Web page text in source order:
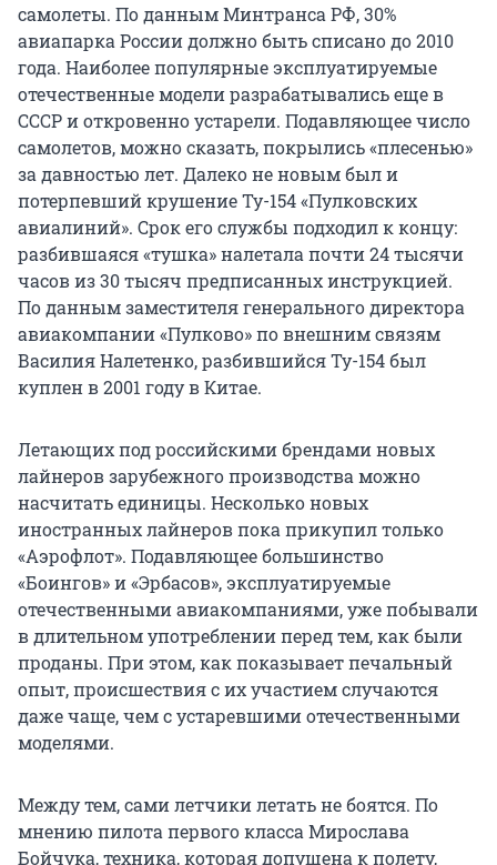
самолеты. По данным Минтранса РФ, 30%
авиапарка России должно быть списано до 2010
года. Наиболее популярные эксплуатируемые
отечественные модели разрабатывались еще в
СССР и откровенно устарели. Подавляющее число
самолетов, можно сказать, покрылись «плесенью»
за давностью лет. Далеко не новым был и
потерпевший крушение Ту-154 «Пулковских
авиалиний». Срок его службы подходил к концу:
разбившаяся «тушка» налетала почти 24 тысячи
часов из 30 тысяч предписанных инструкцией.
По данным заместителя генерального директора
авиакомпании «Пулково» по внешним связям
Василия Налетенко, разбившийся Ту-154 был
куплен в 2001 году в Китае.
Летающих под российскими брендами новых
лайнеров зарубежного производства можно
насчитать единицы. Несколько новых
иностранных лайнеров пока прикупил только
«Аэрофлот». Подавляющее большинство
«Боингов» и «Эрбасов», эксплуатируемые
отечественными авиакомпаниями, уже побывали
в длительном употреблении перед тем, как были
проданы. При этом, как показывает печальный
опыт, происшествия с их участием случаются
даже чаще, чем с устаревшими отечественными
моделями.
Между тем, сами летчики летать не боятся. По
мнению пилота первого класса Мирослава
Бойчука, техника, которая допущена к полету,